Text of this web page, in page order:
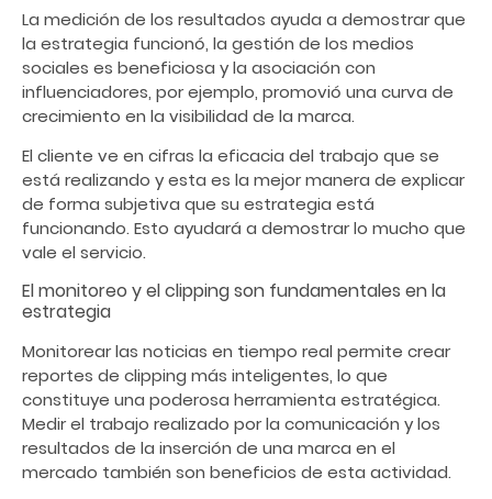
La medición de los resultados ayuda a demostrar que
la estrategia funcionó, la gestión de los medios
sociales es beneficiosa y la asociación con
influenciadores, por ejemplo, promovió una curva de
crecimiento en la visibilidad de la marca.
El cliente ve en cifras la eficacia del trabajo que se
está realizando y esta es la mejor manera de explicar
de forma subjetiva que su estrategia está
funcionando. Esto ayudará a demostrar lo mucho que
vale el servicio.
El monitoreo y el clipping son fundamentales en la
estrategia
Monitorear las noticias en tiempo real permite crear
reportes de clipping más inteligentes, lo que
constituye una poderosa herramienta estratégica.
Medir el trabajo realizado por la comunicación y los
resultados de la inserción de una marca en el
mercado también son beneficios de esta actividad.